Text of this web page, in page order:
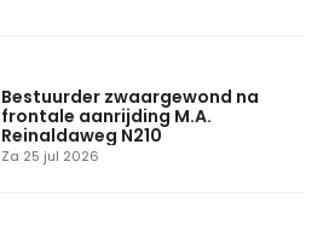
Za 25 jul 2026
Bestuurder zwaargewond na
frontale aanrijding M.A.
Reinaldaweg N210